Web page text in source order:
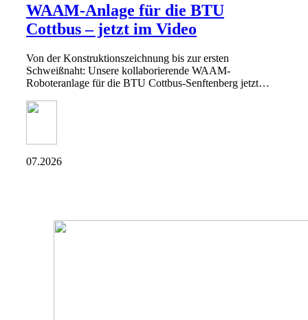
WAAM-Anlage für die BTU
Cottbus – jetzt im Video
Von der Konstruktionszeichnung bis zur ersten
Schweißnaht: Unsere kollaborierende WAAM-
Roboteranlage für die BTU Cottbus-Senftenberg jetzt…
07.2026